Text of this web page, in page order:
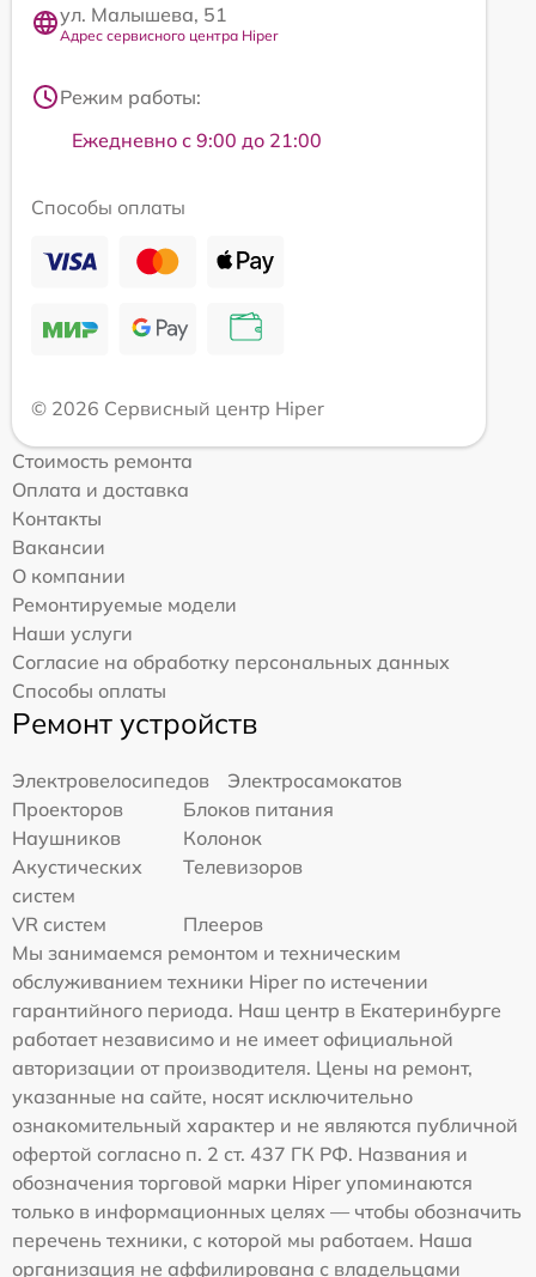
ул. Малышева, 51
Адрес сервисного центра Hiper
Режим работы:
Ежедневно с 9:00 до 21:00
Способы оплаты
© 2026 Сервисный центр Hiper
Стоимость ремонта
Оплата и доставка
Контакты
Вакансии
О компании
Ремонтируемые модели
Наши услуги
Согласие на обработку персональных данных
Способы оплаты
Ремонт устройств
Электровелосипедов
Электросамокатов
Проекторов
Блоков питания
Наушников
Колонок
Акустических
систем
Телевизоров
VR систем
Плееров
Мы занимаемся ремонтом и техническим
обслуживанием техники Hiper по истечении
гарантийного периода. Наш центр в Екатеринбурге
работает независимо и не имеет официальной
авторизации от производителя. Цены на ремонт,
указанные на сайте, носят исключительно
ознакомительный характер и не являются публичной
офертой согласно п. 2 ст. 437 ГК РФ. Названия и
обозначения торговой марки Hiper упоминаются
только в информационных целях — чтобы обозначить
перечень техники, с которой мы работаем. Наша
организация не аффилирована с владельцами